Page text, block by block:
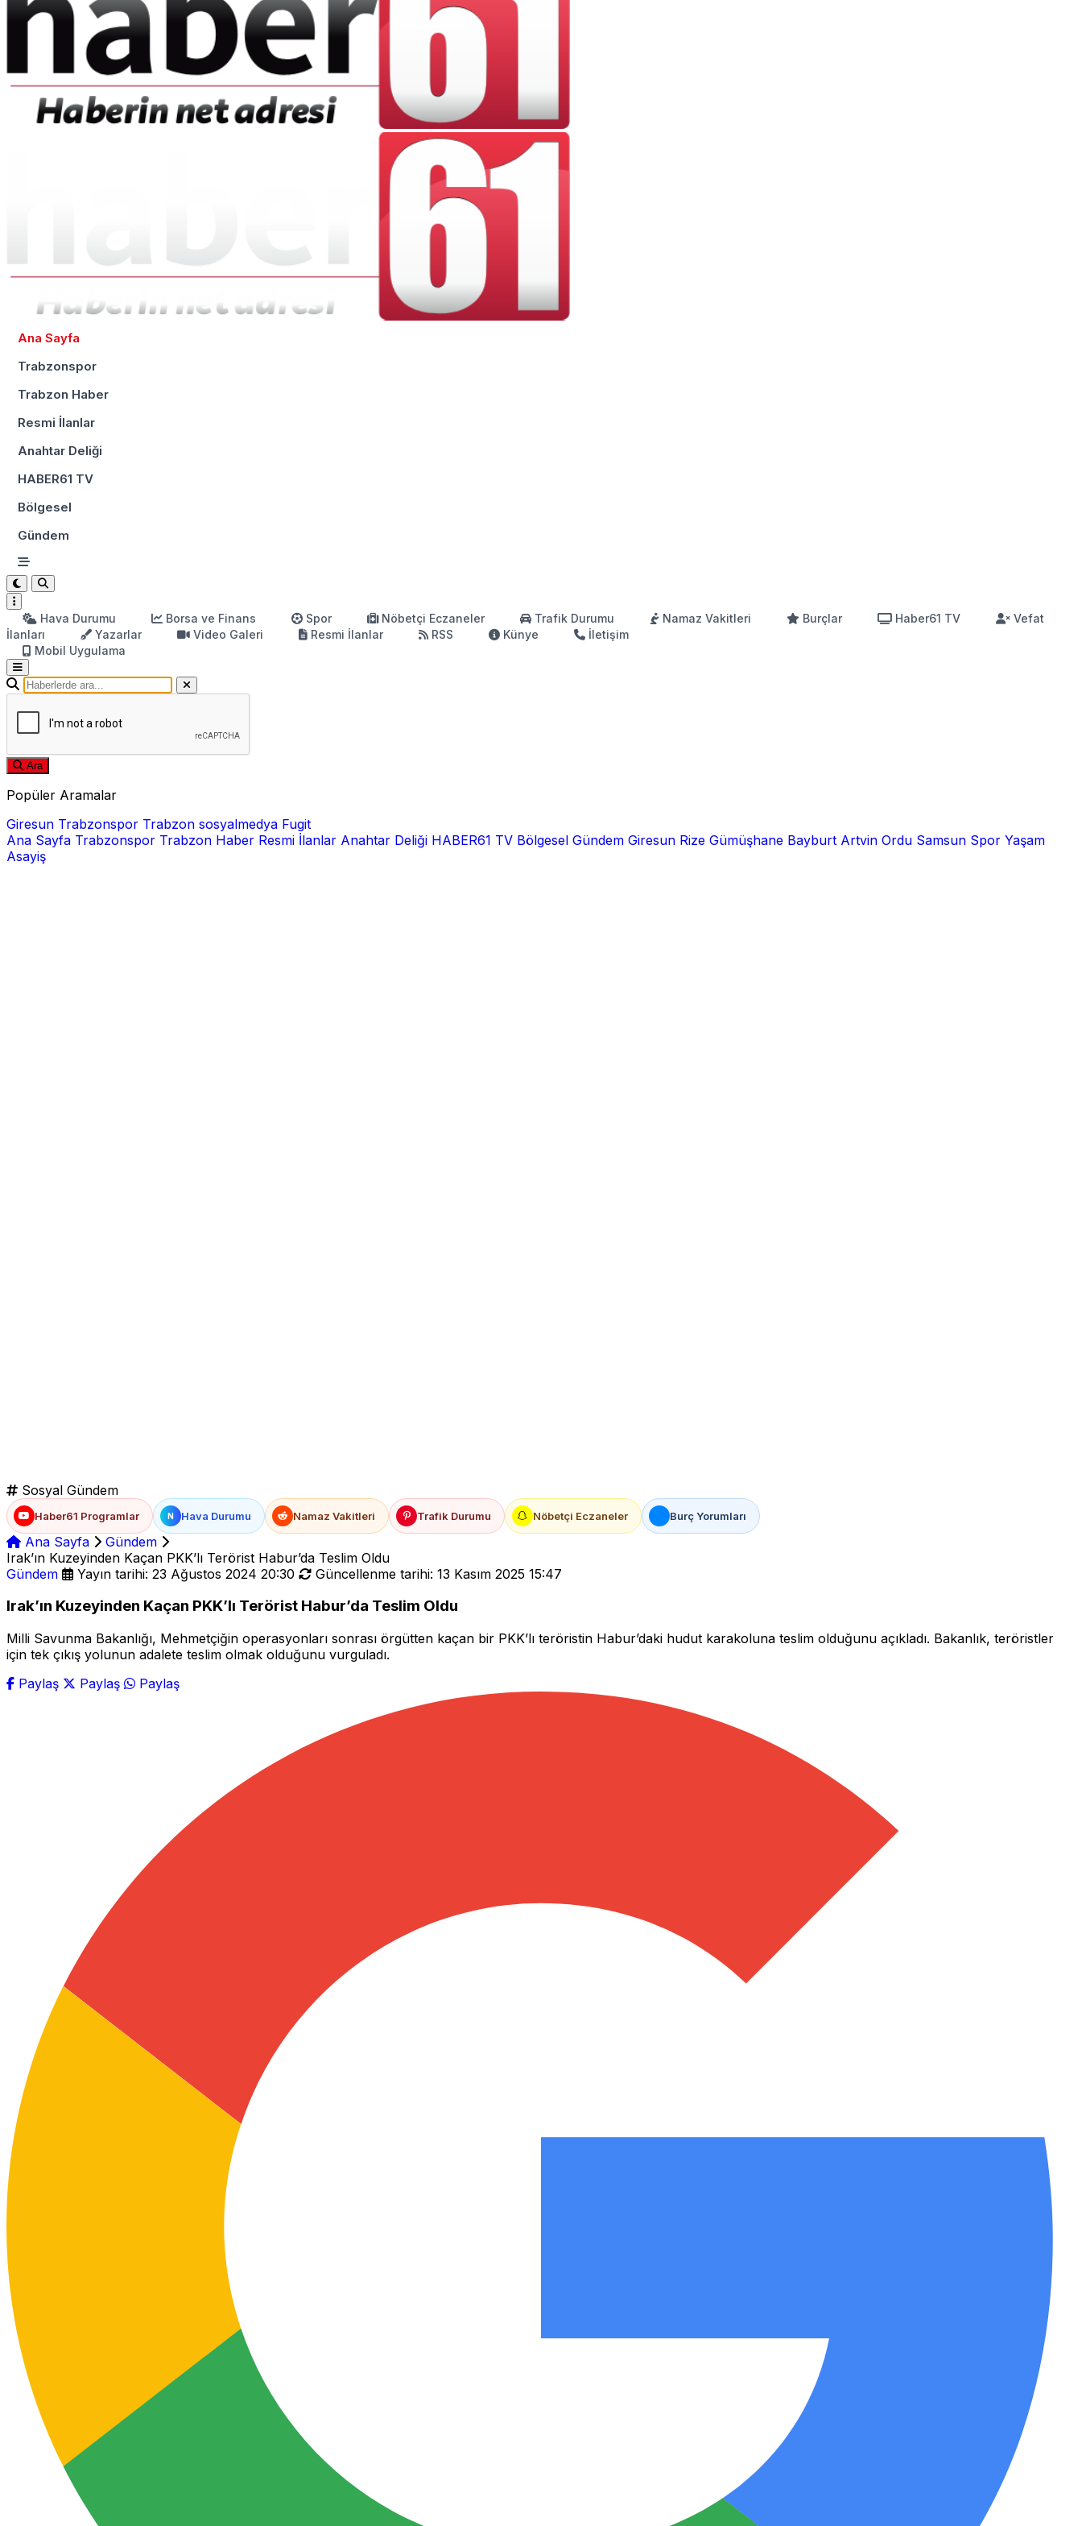
Ana Sayfa
Trabzonspor
Trabzon Haber
Resmi İlanlar
Anahtar Deliği
HABER61 TV
Bölgesel
Gündem
Hava Durumu Borsa ve Finans Spor Nöbetçi Eczaneler Trafik Durumu Namaz Vakitleri Burçlar Haber61 TV
Vefat
İlanları
Yazarlar Video Galeri Resmi İlanlar RSS Künye
İletişim
Mobil Uygulama
Ara
Popüler Aramalar
Giresun Trabzonspor Trabzon sosyalmedya Fugit
Ana Sayfa Trabzonspor Trabzon Haber Resmi İlanlar Anahtar Deliği HABER61 TV Bölgesel Gündem Giresun Rize Gümüşhane Bayburt Artvin Ordu Samsun Spor Yaşam
Asayiş
Sosyal Gündem
Haber61 Programlar N Hava Durumu Namaz Vakitleri Trafik Durumu Nöbetçi Eczaneler Burç Yorumları
Ana Sayfa
Gündem
Irak’ın Kuzeyinden Kaçan PKK’lı Terörist Habur’da Teslim Oldu
Gündem
Yayın tarihi: 23 Ağustos 2024 20:30 Güncellenme tarihi: 13 Kasım 2025 15:47
Irak’ın Kuzeyinden Kaçan PKK’lı Terörist Habur’da Teslim Oldu
Milli Savunma Bakanlığı, Mehmetçiğin operasyonları sonrası örgütten kaçan bir PKK’lı teröristin Habur’daki hudut karakoluna teslim olduğunu açıkladı. Bakanlık, teröristler
için tek çıkış yolunun adalete teslim olmak olduğunu vurguladı.
Paylaş
Paylaş Paylaş